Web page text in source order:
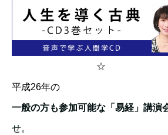
☆
平成26年の
一般の方も参加可能な「易経」講演
せ。